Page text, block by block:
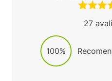
27
100%